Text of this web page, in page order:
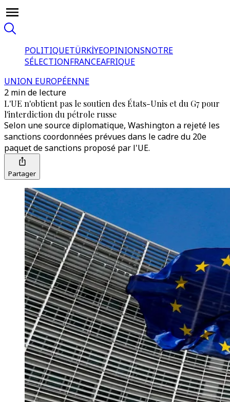
POLITIQUETÜRKİYEOPINIONSNOTRE
SÉLECTIONFRANCEAFRIQUE
UNION EUROPÉENNE
2 min de lecture
L'UE n'obtient pas le soutien des États-Unis et du G7 pour
l'interdiction du pétrole russe
Selon une source diplomatique, Washington a rejeté les
sanctions coordonnées prévues dans le cadre du 20e
paquet de sanctions proposé par l'UE.
Partager